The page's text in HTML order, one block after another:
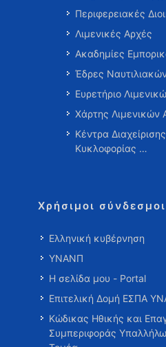
Περιφερειακές
Λιμενικές Αρχές
Ακαδημίες
Έδρες
Ευρετήριο
Χάρτης Λιμενικών
Κέντρα
Κυκλοφορίας …
Χρήσιμοι σύνδεσμοι
Ελληνική κυβέρνηση
ΥΝΑΝΠ
Η σελίδα μου - Portal
Επιτελική Δομή ΕΣΠΑ
Κώδικας Ηθικής και
Συμπεριφοράς